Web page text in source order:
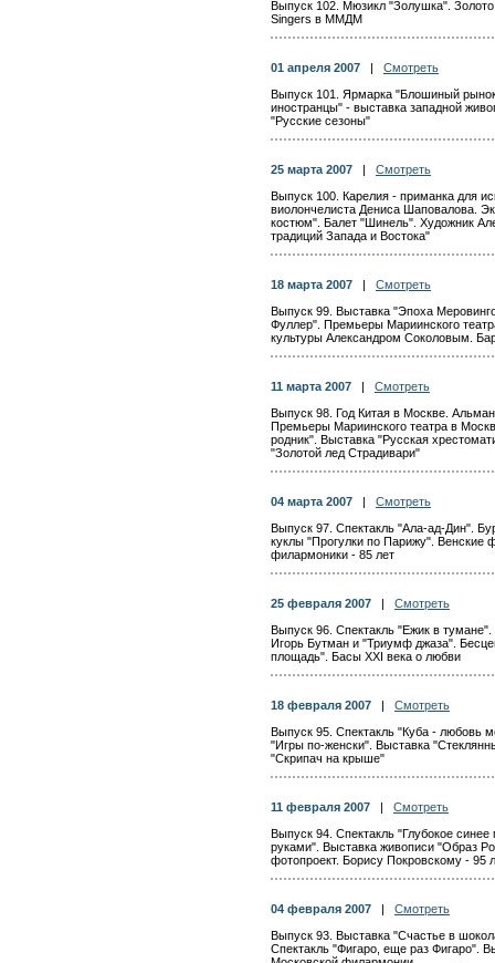
Выпуск 102. Мюзикл "Золушка".
Singers в ММДМ
01 апреля 2007
Смотреть
Выпуск 101. Ярмарка "Блошиный
иностранцы" - выставка западной
"Русские сезоны"
25 марта 2007
Смотреть
Выпуск 100. Карелия - приманка для
виолончелиста Дениса Шаповалова.
костюм". Балет "Шинель". Художник
традиций Запада и Востока"
18 марта 2007
Смотреть
Выпуск 99. Выставка "Эпоха
Фуллер". Премьеры Мариинского
культуры Александром Соколовым.
11 марта 2007
Смотреть
Выпуск 98. Год Китая в Москве.
Премьеры Мариинского театра в
родник". Выставка "Русская
"Золотой лед Страдивари"
04 марта 2007
Смотреть
Выпуск 97. Спектакль "Ала-ад-Дин".
куклы "Прогулки по Парижу". Венские
филармоники - 85 лет
25 февраля 2007
Смотреть
Выпуск 96. Спектакль "Ежик в
Игорь Бутман и "Триумф джаза".
площадь". Басы XXI века о любви
18 февраля 2007
Смотреть
Выпуск 95. Спектакль "Куба - любовь
"Игры по-женски". Выставка
"Скрипач на крыше"
11 февраля 2007
Смотреть
Выпуск 94. Спектакль "Глубокое
руками". Выставка живописи "Образ
фотопроект. Борису Покровскому - 95
04 февраля 2007
Смотреть
Выпуск 93. Выставка "Счастье в
Спектакль "Фигаро, еще раз Фигаро".